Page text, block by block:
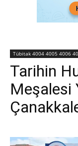
Tübitak 4004 4005 4006
Tarihin
Meşalesi